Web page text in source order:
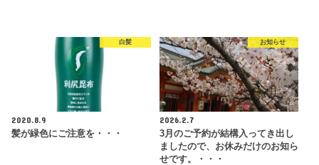
白髪
2020.8.9
髪が緑色にご注意を・・・
お知らせ
2026.2.7
3月のご予約が結構入ってき出し
ましたので、お休みだけのお知ら
せです。・・・